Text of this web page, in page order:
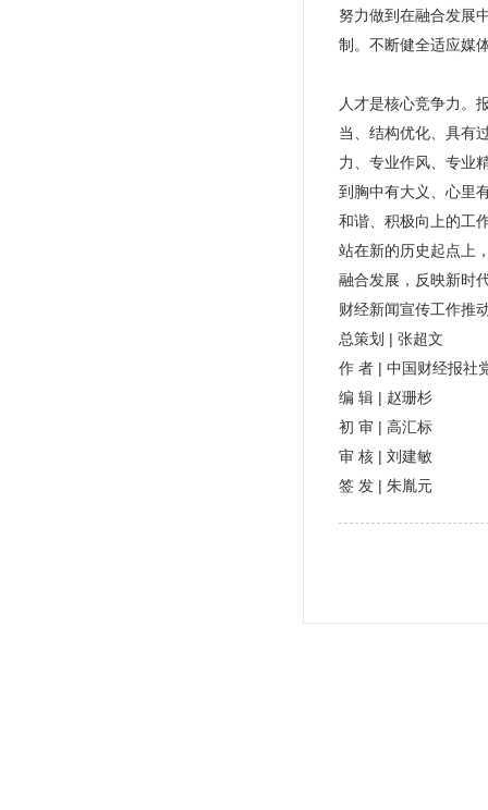
努力做到在融合发展
制。不断健全适应媒
人才是核心竞争力。
当、结构优化、具有
力、专业作风、专业
到胸中有大义、心里
和谐、积极向上的工
站在新的历史起点上
融合发展，反映新时
财经新闻宣传工作推
总策划 | 张超文
作 者 | 中国财经报社
编 辑 | 赵珊杉
初 审 | 高汇标
审 核 | 刘建敏
签 发 | 朱胤元